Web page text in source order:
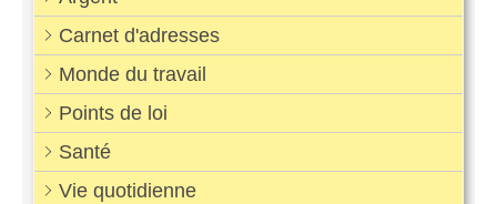
Carnet d'adresses
Monde du travail
Points de loi
Santé
Vie quotidienne